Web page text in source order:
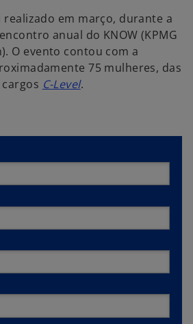
em março, durante a
anual do KNOW (KPMG
O evento contou com a
75 mulheres, das
C-Level.